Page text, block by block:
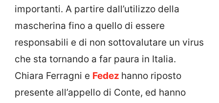
importanti. A partire dall’utilizzo della
mascherina fino a quello di essere
responsabili e di non sottovalutare un virus
che sta tornando a far paura in Italia.
Chiara Ferragni e Fedez hanno riposto
presente all’appello di Conte, ed hanno